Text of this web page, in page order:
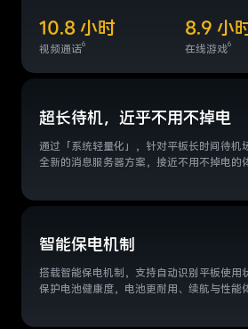
10.8 小时
视频通话6
8.9 小
在线游戏6
超长待机，近乎不用不掉电
通过「系统轻量化」，针对平板长时间待机
全新的消息服务器方案， 接近不用不掉电的
智能保电机制
搭载智能保电机制，支持自动识别平板使用
保护电池健康度， 电池更耐用、续航与性能